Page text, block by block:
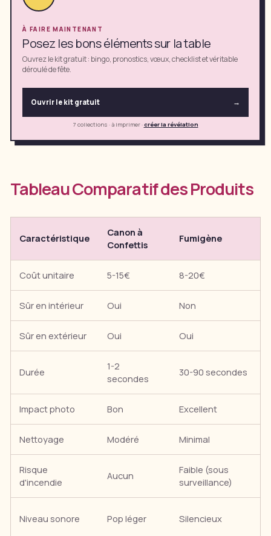
À FAIRE MAINTENANT
Posez les bons éléments sur la table
Ouvrez le kit gratuit : bingo, pronostics, vœux, checklist et véritable
déroulé de fête.
Ouvrir le kit gratuit →
7 collections · à imprimer·créer la révélation
Tableau Comparatif des Produits
Caractéristique
Canon à
Confettis
Fumigène
Coût unitaire 5-15€ 8-20€
Sûr en intérieur Oui Non
Sûr en extérieur Oui Oui
Durée
1-2
secondes
30-90 secondes
Impact photo Bon Excellent
Nettoyage Modéré Minimal
Risque
d'incendie
Aucun
Faible (sous
surveillance)
Niveau sonore Pop léger Silencieux